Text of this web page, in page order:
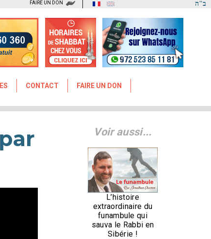
ב"ה FAIRE UN DON
CONTACT
FAIRE UN DON
Voir aussi...
L’histoire
extraordinaire du
funambule qui
sauva le Rabbi en
Sibérie !